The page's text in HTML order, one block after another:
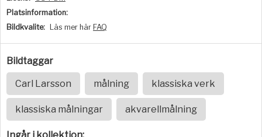
Platsinformation:
Bildkvalite:
Läs mer här FAQ
Bildtaggar
Carl Larsson målning klassiska verk
klassiska målningar akvarellmålning